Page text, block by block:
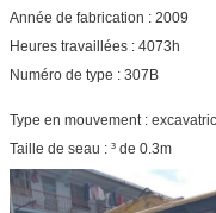
Année de fabrication : 2009
Heures travaillées : 4073h
Numéro de type : 307B
Type en mouvement :
Taille de seau : ³ de 0.3m